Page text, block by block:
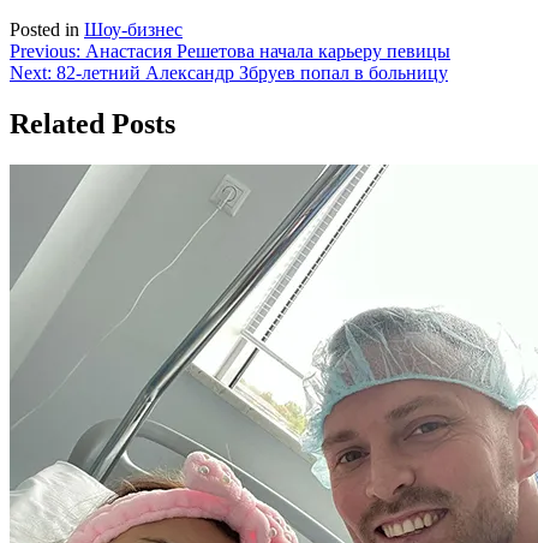
Posted in Шоу-бизнес
Навигация
по
записям
Previous: Анастасия Решетова начала карьеру певицы
Next: 82-летний Александр Збруев попал в больницу
Related Posts